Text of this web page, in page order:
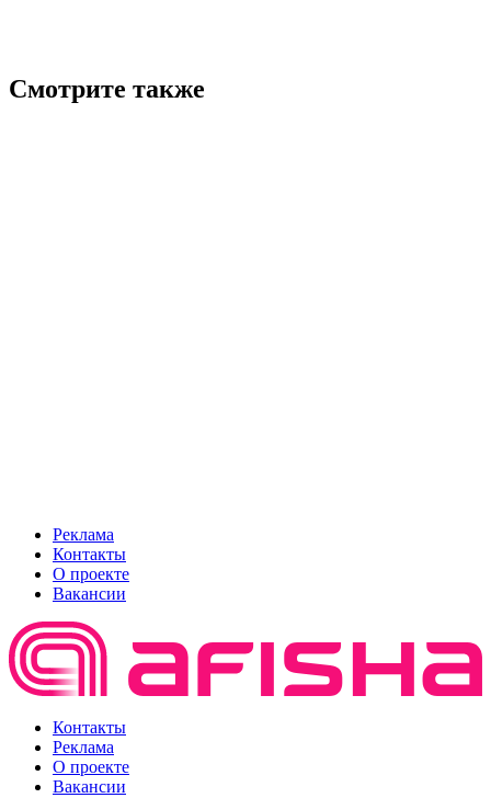
Смотрите также
Реклама
Контакты
О проекте
Вакансии
Контакты
Реклама
О проекте
Вакансии